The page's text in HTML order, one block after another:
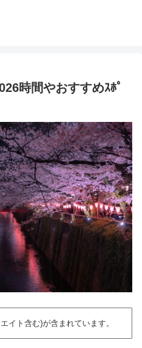
時間やおすすめｽﾎﾟ
イト含む)が含まれています。